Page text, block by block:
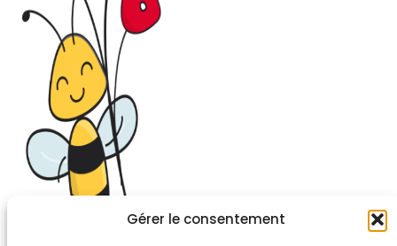
Gérer le consentement